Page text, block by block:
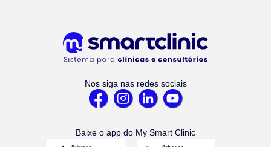
Nos siga nas redes sociais
Baixe o app do My Smart Clinic